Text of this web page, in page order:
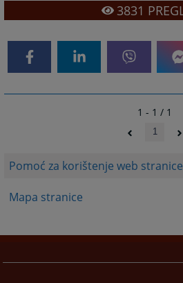
Pomoć za korištenje web stranice
Mapa stranice
3831
1 - 1 / 1
1